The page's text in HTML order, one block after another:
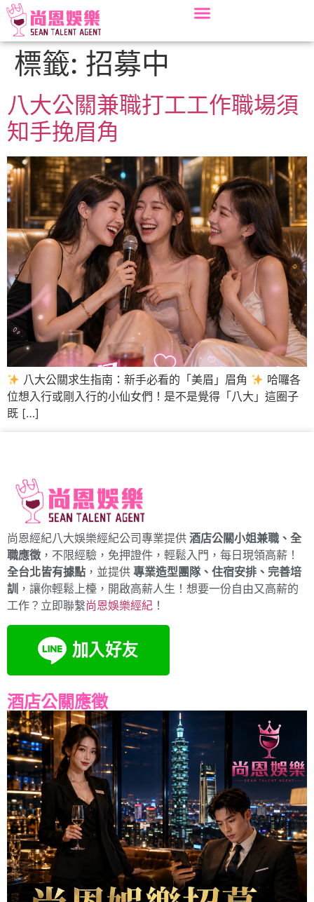
標籤: 招募中
八大公關兼職打工工作職場須
知手挽眉角
八大公關求生指南：新手必看的「美眉」眉角
哈囉各
位想入行或剛入行的小仙女們！是不是覺得「八大」這圈子
既 […]
尚恩經紀八大娛樂經紀公司專業提供 酒店公關小姐兼職、全
職應徵 ，不限經驗，免押證件，輕鬆入門，每日現領高薪！
全台北皆有據點 ，並提供 專業造型團隊、住宿安排、完善培
訓
，讓你輕鬆上檯，開啟高薪人生！想要一份自由又高薪的
工作？立即聯繫尚恩娛樂經紀 ！
酒店公關應徵